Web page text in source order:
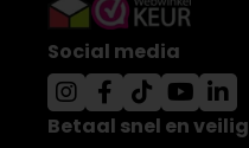
Social media
Betaal snel en veilig